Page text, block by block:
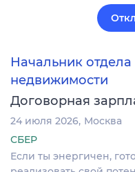
Начальник
недвижимости
Договорная
24 июля 2026 Москва
СБЕР
Если ты энергичен,